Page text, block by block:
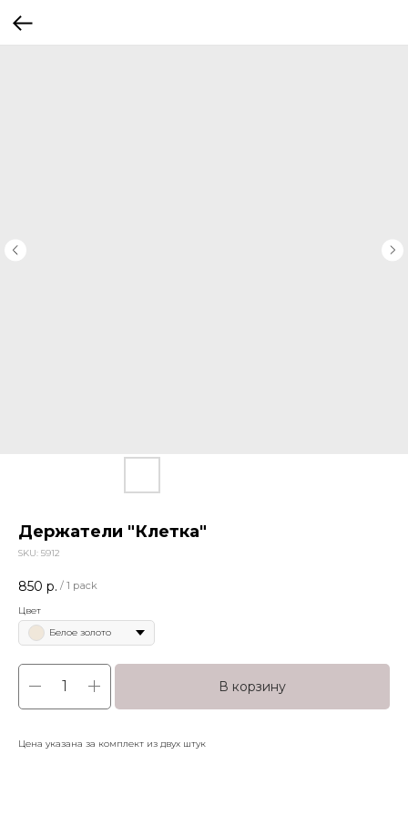
Держатели "Клетка"
SKU: 5912
850 р. / 1 pack
Цвет
Белое золото
В корзину
Цена указана за комплект из двух штук